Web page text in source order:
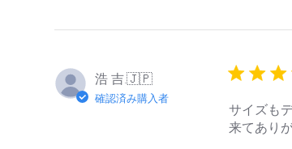
浩 吉.🇯🇵
確認済み購入者
サイズも
来てあり